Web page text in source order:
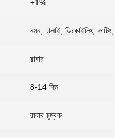
±1%
নমন, ঢালাই, ডিকোইলিং, কাটিং,
রাবার
8-14 দিন
রাবার চুম্বক